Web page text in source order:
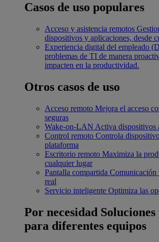
Casos de uso populares
Acceso y asistencia remotos
dispositivos y aplicaciones, desde
Experiencia digital del empleado
problemas de TI de manera
impacten en la productividad.
Otros casos de uso
Acceso remoto Mejora el acceso
seguras
Wake-on-LAN Activa dispositivos
Control remoto Controla
plataforma
Escritorio remoto Maximiza la
cualquier lugar
Pantalla compartida Comunicación
real
Servicio inteligente Optimiza las
Por necesidad
para diferentes equipos